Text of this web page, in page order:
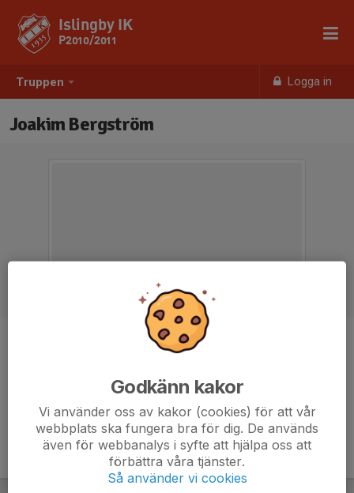
Truppen Logga in
Islingby IK
P2010/2011
Joakim Bergström
Mv-tränare
Godkänn kakor
Vi använder oss av kakor (cookies) för att vår
webbplats ska fungera bra för dig. De används
även för webbanalys i syfte att hjälpa oss att
förbättra våra tjänster.
Så använder vi cookies